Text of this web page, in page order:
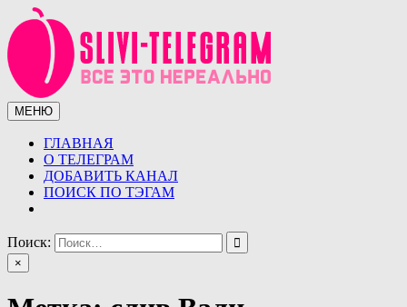
Перейти
к
содержимому
Сливы телеграмм (telegram)
Сливы ТГ (telegram) от курсов до слив знаменитостей.
Уникальная база слив ТГ
МЕНЮ
ГЛАВНАЯ
О ТЕЛЕГРАМ
ДОБАВИТЬ КАНАЛ
ПОИСК ПО ТЭГАМ
Поиск:
×